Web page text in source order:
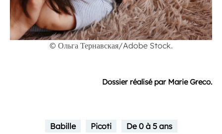
© Ольга Тернавская/Adobe Stock.
Dossier réalisé par Marie Greco.
Babille Picoti De 0 à 5 ans